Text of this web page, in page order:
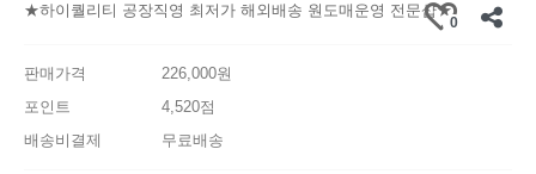
★하이퀄리티 공장직영 최저가 해외배송 원도매운영 전문샵★
0
판매가격
226,000원
포인트
4,520점
배송비결제
무료배송